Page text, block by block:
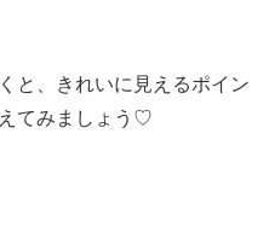
と、きれいに見えるポイン
てみましょう♡